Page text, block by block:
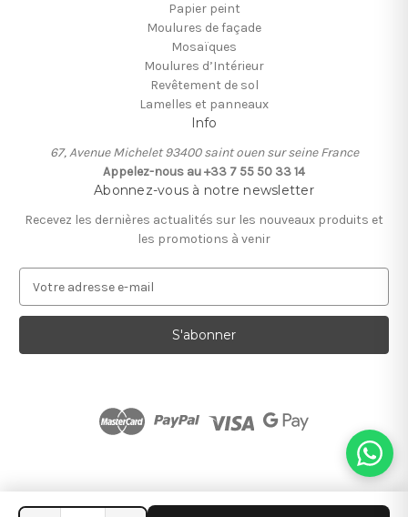
Papier peint
Moulures de façade
Mosaïques
Moulures d’Intérieur
Revêtement de sol
Lamelles et panneaux
Info
67, Avenue Michelet 93400 saint ouen sur seine France
Appelez-nous au +33 7 55 50 33 14
Abonnez-vous à notre newsletter
Recevez les dernières actualités sur les nouveaux produits et
les promotions à venir
r
s
l